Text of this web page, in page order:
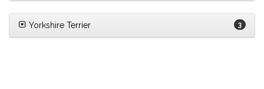
Yorkshire Terrier 3